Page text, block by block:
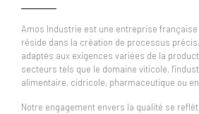
Amos Industrie est une entreprise française
réside dans la création de processus
adaptés aux exigences variées de la
secteurs tels que le domaine viticole,
alimentaire, cidricole, pharmaceutique ou
Notre engagement envers la qualité se